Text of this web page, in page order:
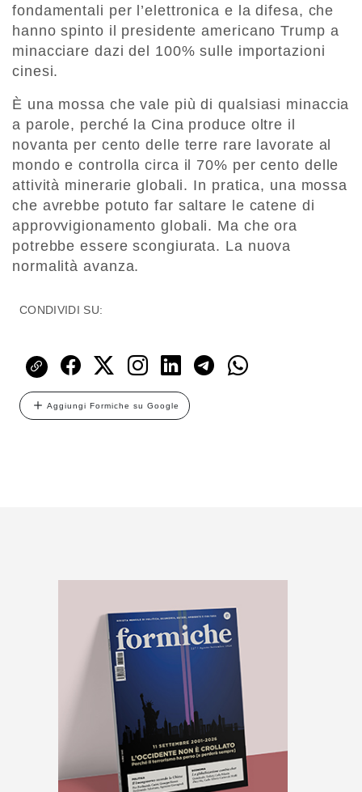
fondamentali per l’elettronica e la difesa, che
hanno spinto il presidente americano Trump a
minacciare dazi del 100% sulle importazioni
cinesi.
È una mossa che vale più di qualsiasi minaccia
a parole, perché la Cina produce oltre il
novanta per cento delle terre rare lavorate al
mondo e controlla circa il 70% per cento delle
attività minerarie globali. In pratica, una mossa
che avrebbe potuto far saltare le catene di
approvvigionamento globali. Ma che ora
potrebbe essere scongiurata. La nuova
normalità avanza.
CONDIVIDI SU:
Aggiungi Formiche su Google